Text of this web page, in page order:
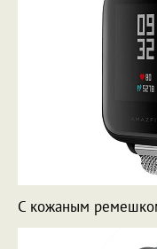
С кожаным